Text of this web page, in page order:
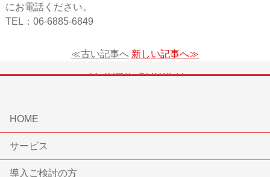
にお電話ください。
TEL：06-6885-6849
≪古い記事へ 新しい記事へ≫
HOME
サービス
導入ご検討の方